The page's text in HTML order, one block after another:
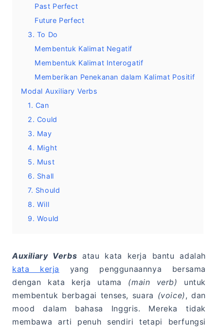
Past Perfect
Future Perfect
3. To Do
Membentuk Kalimat Negatif
Membentuk Kalimat Interogatif
Memberikan Penekanan dalam Kalimat Positif
Modal Auxiliary Verbs
1. Can
2. Could
3. May
4. Might
5. Must
6. Shall
7. Should
8. Will
9. Would
Auxiliary Verbs atau kata kerja bantu adalah
kata kerja yang penggunaannya bersama
dengan kata kerja utama (main verb) untuk
membentuk berbagai tenses, suara (voice), dan
mood dalam bahasa Inggris. Mereka tidak
membawa arti penuh sendiri tetapi berfungsi